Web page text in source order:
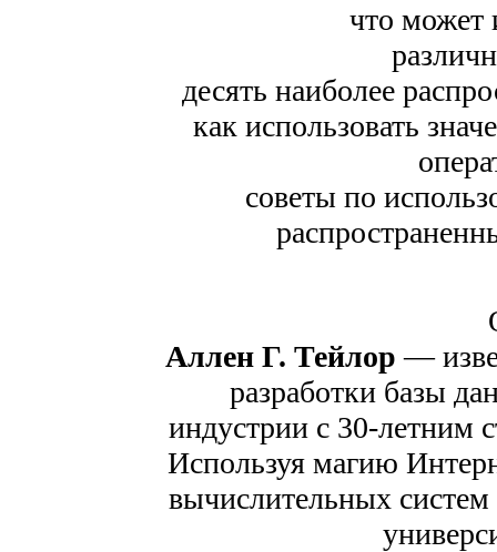
что может
десять наиболее
как использовать
советы по
Аллен Г. Тейлор —
разработки базы
индустрии с 30-летним
Используя магию
вычислительных